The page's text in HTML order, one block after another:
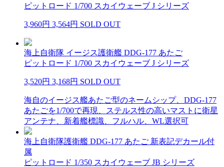
ピットロード 1/700 スカイウェーブ J シリーズ
3,960円 3,564円 SOLD OUT
海上自衛隊 イージス護衛艦 DDG-177 あたご
ピットロード 1/700 スカイウェーブ J シリーズ
3,520円 3,168円 SOLD OUT
海自のイージス艦あたご型のネームシップ、DDG-177
あたごを1/700で再現、ステルス性の高いマストに衛星
アンテナ、新着艦標識、フルハル、WL選択可
海上自衛隊護衛艦 DDG-177 あたご 新表記デカール付
属
ピットロード 1/350 スカイウェーブ JB シリーズ